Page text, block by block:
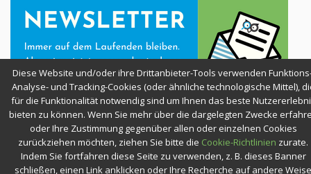
SICHER EINKAUFEN
Diese Website und/oder ihre Drittanbieter-Tools verwenden
Analyse- und Tracking-Cookies (oder ähnliche technologische Mittel),
für die Funktionalität notwendig sind um Ihnen das beste
bieten zu können. Wenn Sie mehr über die dargelegten Zwecke
oder Ihre Zustimmung gegenüber allen oder einzelnen Cookies
zurückziehen möchten, ziehen Sie bitte die Cookie-Richtlinien zurate.
Indem Sie fortfahren diese Seite zu verwenden, z. B. dieses Banner
schließen, einen Link anklicken oder Ihre Recherche auf andere